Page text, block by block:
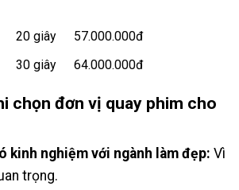
20 giây
57.000.000đ
30 giây
64.000.000đ
chọn đơn vị quay phim cho
kinh nghiệm với ngành làm đẹp: Vì
trọng.